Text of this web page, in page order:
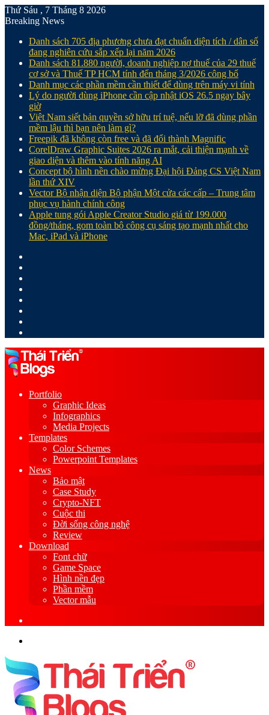
Thứ Sáu , 7 Tháng 8 2026
Breaking News
Danh sách 705 địa phương chưa đạt chuẩn diện tích / dân số
đang nghiên cứu sắp xếp lại năm 2026
Danh sách 81.880‬ người, doanh nghiệp nợ thuế của 29 thuế
cơ sở và Thuế TP HCM tính đến tháng 3/2026 công bố
Danh mục các phần mềm cần thiết để dùng trên máy vi tính
Lý do người dùng iPhone cần cập nhật iOS 26.5 ngay bây
giờ
Việt Nam siết bản quyền sở hữu trí tuệ, nếu lỡ đã dùng phần
mềm lậu thì bạn nên làm gì?
Freepik đã không còn free và đã đổi thành Magnific
CorelDraw Graphic Suites 2026 ra mắt, cải thiện mạnh về
giao diện và thêm vào tính năng AI
Concept bộ hình nền chào mừng Đại hội Đảng CS Việt Nam
lần thứ XIV
Vector Bộ nhận diện Bộ phận Một cửa các cấp – Trung tâm
phục vụ hành chính công
Apple tung gói Apple Creator Studio giá từ 199.000
đồng/tháng, gom toàn bộ công cụ sáng tạo mạnh nhất cho
Mac, iPad và iPhone
Portfolio
Graphic Ideas
Infographics
Media Projects
Templates
Color Schemes
Powerpoint Templates
News
Bảo mật
Case Study
Crypto-NFT
Cuộc thi
Đời sống công nghệ
Review
Download
Font chữ
Game Space
Hình nền đẹp
Phần mềm
Vector mẫu